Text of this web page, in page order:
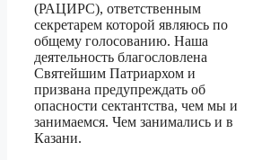
(РАЦИРС), ответственным
секретарем которой являюсь по
общему голосованию. Наша
деятельность благословлена
Святейшим Патриархом и
призвана предупреждать об
опасности сектантства, чем мы и
занимаемся. Чем занимались и в
Казани.